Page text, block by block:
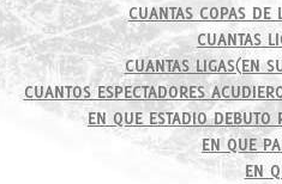
CUANTAS COPAS
CUANTAS
CUANTAS LIGAS(EN
CUANTOS ESPECTADORES
EN QUE ESTADIO
EN QUE
EN